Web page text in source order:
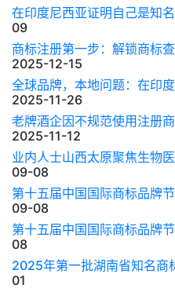
在印度尼西亚证明自己是知
09
商标注册第一步：解锁商标
2025-12-15
全球品牌，本地问题：在印
2025-11-26
老牌酒企因不规范使用注册
2025-11-12
业内人士山西太原聚焦生物
09-08
第十五届中国国际商标品牌
09-08
第十五届中国国际商标品牌
08
2025年第一批湖南省知名商
01